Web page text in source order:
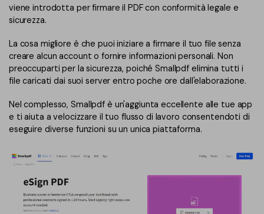
viene introdotta per firmare il PDF con conformità legale e
sicurezza.
La cosa migliore è che puoi iniziare a firmare il tuo file senza
creare alcun account o fornire informazioni personali. Non
preoccuparti per la sicurezza, poiché Smallpdf elimina tutti i
file caricati dai suoi server entro poche ore dall'elaborazione.
Nel complesso, Smallpdf è un'aggiunta eccellente alle tue app
e ti aiuta a velocizzare il tuo flusso di lavoro consentendoti di
eseguire diverse funzioni su un unica piattaforma.